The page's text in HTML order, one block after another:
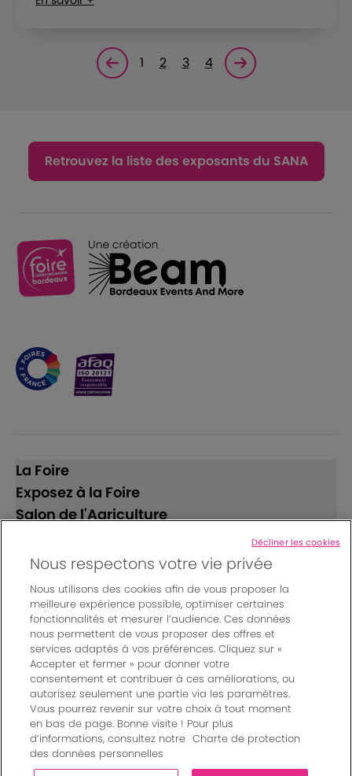
Page précédente
1 2 3 4 Page suivante<
Retrouvez la liste des exposants du SANA
La Foire
Exposez à la Foire
Salon de l'Agriculture
Suivez-nous
© Bordeaux Events And More | Rue Jean Samazeuilh - CS
20088 - 33070 Bordeaux cedex - France
Mentions légales|
Règlement général des manifestations
Un événement organisé par Bordeaux Events And More
Charte de protection des données personnelles
Nous respectons votre vie privée
Nous utilisons des cookies afin de vous proposer la
meilleure expérience possible, optimiser certaines
fonctionnalités et mesurer l’audience. Ces données
nous permettent de vous proposer des offres et
services adaptés à vos préférences. Cliquez sur «
Accepter et fermer » pour donner votre
consentement et contribuer à ces améliorations, ou
autorisez seulement une partie via les paramètres.
Vous pourrez revenir sur votre choix à tout moment
en bas de page. Bonne visite ! Pour plus
d’informations, consultez notre Charte de protection
des données personnelles
Décliner les cookies